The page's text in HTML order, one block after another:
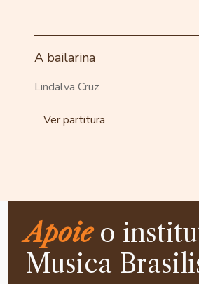
A bailarina
Lindalva Cruz
Ver partitura
Apoieo
Musica